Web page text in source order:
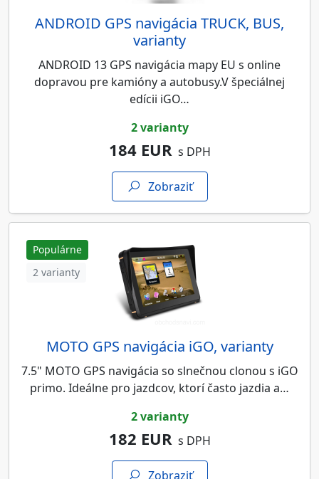
ANDROID GPS navigácia TRUCK, BUS,
varianty
ANDROID 13 GPS navigácia mapy EU s online
dopravou pre kamióny a autobusy.V špeciálnej
edícii iGO…
2 varianty
184 EUR s DPH
Zobraziť
Populárne
2 varianty
MOTO GPS navigácia iGO, varianty
7.5" MOTO GPS navigácia so slnečnou clonou s iGO
primo. Ideálne pro jazdcov, ktorí často jazdia a…
2 varianty
182 EUR s DPH
Zobraziť